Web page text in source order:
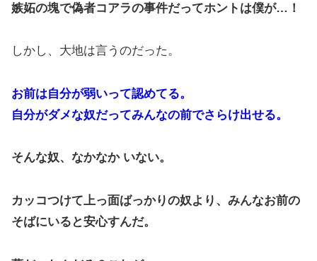
嫉妬の塊で偽者コアラの事件だってホントは僕が…！
しかし、大地は言うのだった。
お前は自分が弱いって認めてる。
自分がダメな奴だってみんなの前でさらけ出せる。
そんな奴、なかなか いない。
カッコつけて上っ面ばっかりの奴より、みんなお前の
そばにいると安心すんだ。